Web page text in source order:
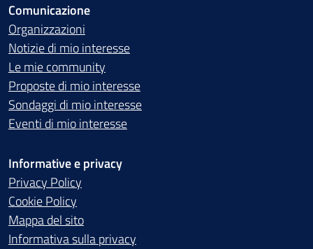
Comunicazione
Organizzazioni
Notizie di mio interesse
Le mie community
Proposte di mio interesse
Sondaggi di mio interesse
Eventi di mio interesse
Informative e privacy
Privacy Policy
Cookie Policy
Mappa del sito
Informativa sulla privacy